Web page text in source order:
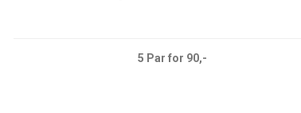
5 Par for 90,-